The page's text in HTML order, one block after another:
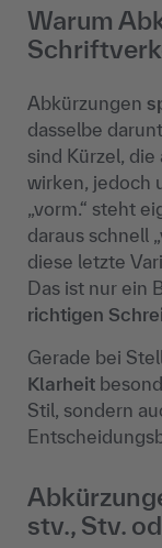
Warum
Abkürzungen
dasselbe
sind Kürzel,
wirken, jedoch
„vorm.“ steht
daraus schnell
diese letzte
Das ist nur ein
richtigen
Gerade bei
Klarheit
Stil, sondern
stv., Stv.